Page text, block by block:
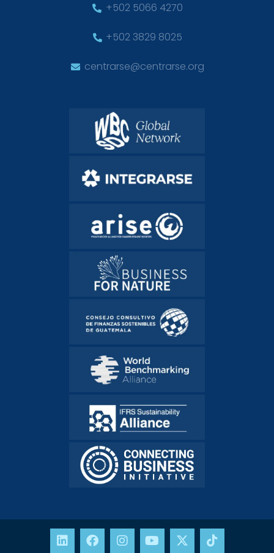
+502 5066 4270
+502 3829 8025
centrarse@centrarse.org